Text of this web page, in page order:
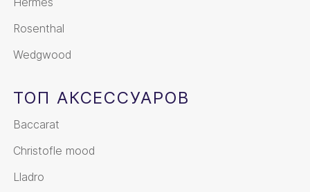
Rosenthal
Wedgwood
ТОП АКСЕССУАРОВ
Baccarat
Christofle mood
Lladro